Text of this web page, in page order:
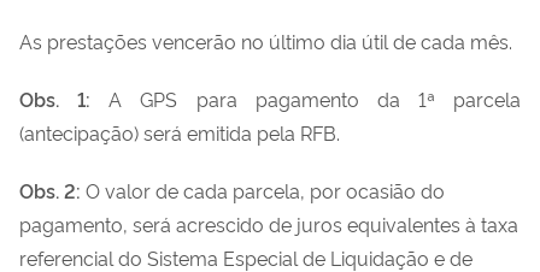
As prestações vencerão no último dia útil de cada mês.
Obs. 1:A GPS para pagamento da 1ª parcela
(antecipação) será emitida pela RFB.
Obs. 2: O valor de cada parcela, por ocasião do
pagamento, será acrescido de juros equivalentes à taxa
referencial do Sistema Especial de Liquidação e de